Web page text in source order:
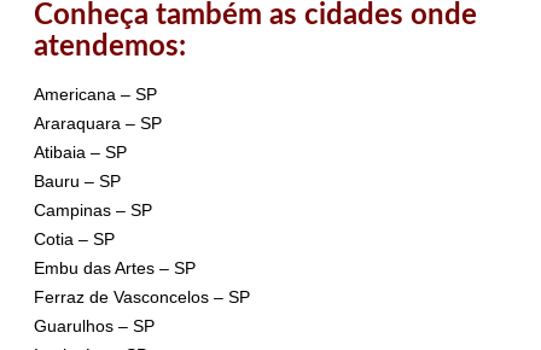
Conheça também as cidades onde
atendemos:
Americana – SP
Araraquara – SP
Atibaia – SP
Bauru – SP
Campinas – SP
Cotia – SP
Embu das Artes – SP
Ferraz de Vasconcelos – SP
Guarulhos – SP